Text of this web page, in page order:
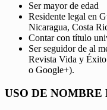
Ser mayor de edad
Residente legal en
Nicaragua, Costa
Contar con título
Ser seguidor de al
Revista Vida y
o Google+).
USO DE